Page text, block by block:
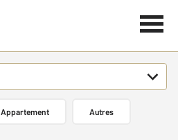
Appartement Autres